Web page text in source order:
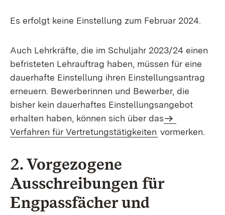
Es erfolgt keine Einstellung zum Februar 2024.
Auch Lehrkräfte, die im Schuljahr 2023/24 einen
befristeten Lehrauftrag haben, müssen für eine
dauerhafte Einstellung ihren Einstellungsantrag
erneuern. Bewerberinnen und Bewerber, die
bisher kein dauerhaftes Einstellungsangebot
erhalten haben, können sich über das
Verfahren für Vertretungstätigkeiten vormerken.
2. Vorgezogene
Ausschreibungen für
Engpassfächer und